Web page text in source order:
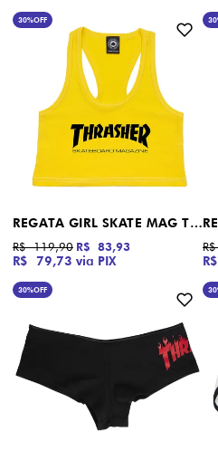
30%OFF
REGATA GIRL SKATE MAG THRASHER AMARELO
R$ 79,73 via PIX
R$ 119,90 R$ 83,93
30%OFF